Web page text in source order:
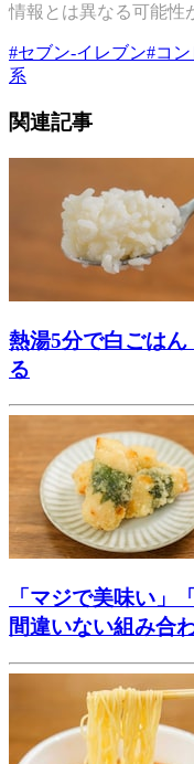
情報とは異なる可能性
#セブン-イレブン#コ
系
関連記事
熱湯5分で白ごは
る
「マジで美味い」
間違いない組み合